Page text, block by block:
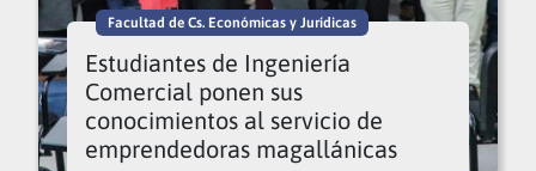
Facultad de Cs. Económicas y Jurídicas
Estudiantes de Ingeniería
Comercial ponen sus
conocimientos al servicio de
emprendedoras magallánicas